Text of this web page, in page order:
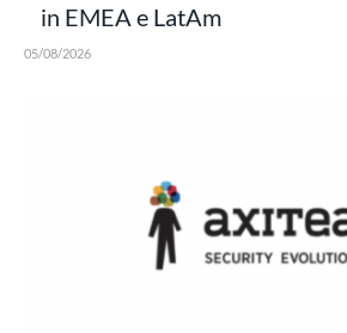
in EMEA e LatAm
05/08/2026